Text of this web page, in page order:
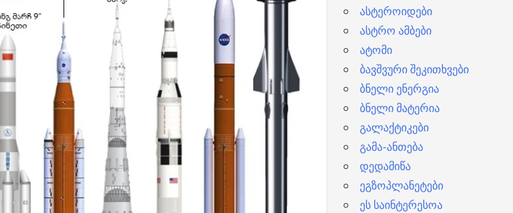
ასტეროიდები
ასტრო ამბები
ატომი
ბავშვური შეკითხვები
ბნელი ენერგია
ბნელი მატერია
გალაქტიკები
გამა-ანთება
დედამიწა
ეგზოპლანეტები
ეს საინტერესოა